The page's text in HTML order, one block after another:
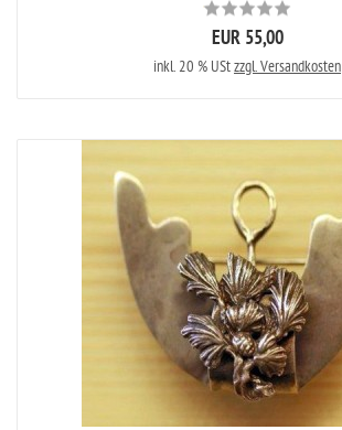
EUR 55,00
inkl. 20 % UStzzgl. Versandkosten